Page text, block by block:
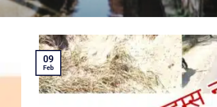
09
Feb